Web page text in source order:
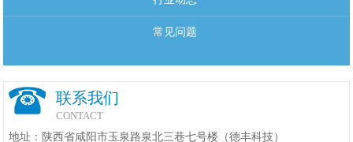
常见问题
联系我们
CONTACT
地址：陕西省咸阳市玉泉路泉北三巷七号楼（德丰科技）